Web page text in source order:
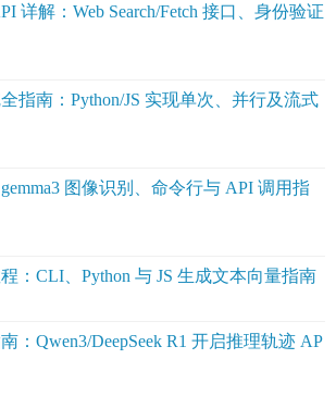
详解：Web Search/Fetch 接口、身份验证
指南：Python/JS 实现单次、并行及流式
图像识别、命令行与 API 调用指
：CLI、Python 与 JS 生成文本向量指南
：Qwen3/DeepSeek R1 开启推理轨迹 AP